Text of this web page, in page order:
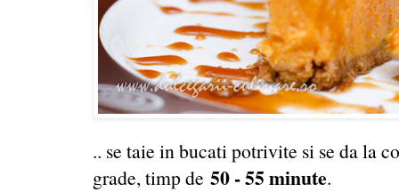
.. se taie in bucati potrivite si se da la
grade, timp de 50 - 55 minute.